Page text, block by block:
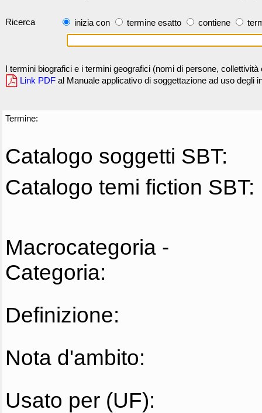
Ricerca inizia con termine esatto contiene
I termini biografici e i termini geografici (nomi di persone,
Link PDF al Manuale applicativo di soggettazione ad uso degli
Termine:
Catalogo soggetti SBT:
Catalogo temi fiction SBT:
Macrocategoria -
Categoria:
Definizione:
Nota d'ambito:
Usato per (UF):